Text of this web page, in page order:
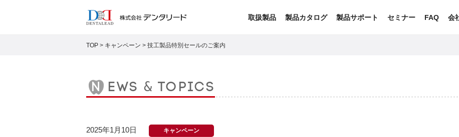
取扱製品 製品カタログ 製品サポート セミナー FAQ 会
TOP > キャンペーン > 技工製品特別セールのご案内
news & topics
2025年1月10日 キャンペーン